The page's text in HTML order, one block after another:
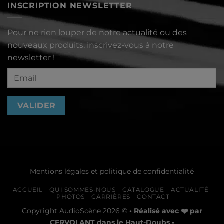
d’information
2023
INSCRIPTION NEWSLETTER
Pour ne rien louper de notre actualité ou des
nouveaux produits, inscrivez-vous à notre
newsletter !
Mentions légales et politique de confidentialité
ACCUEIL QUI SOMMES-NOUS CATALOGUE
ACTUALITÉ
PHOTOS
CARRIÈRES CONTACT
Copyright AudioScène 2026 © • Réalisé avec ❤️ par